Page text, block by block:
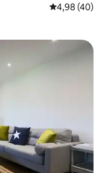
Средна
4,98 (40)